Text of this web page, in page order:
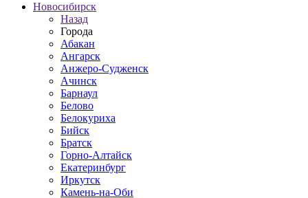
Новосибирск
Назад
Города
Абакан
Ангарск
Анжеро-Судженск
Ачинск
Барнаул
Белово
Белокуриха
Бийск
Братск
Горно-Алтайск
Екатеринбург
Иркутск
Камень-на-Оби